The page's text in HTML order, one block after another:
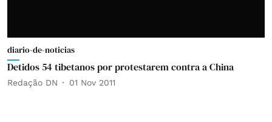
diario-de-noticias
Detidos 54 tibetanos por protestarem contra a China
Redação DN 01 Nov 2011